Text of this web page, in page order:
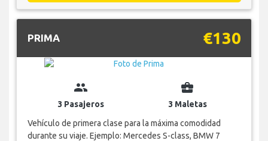
PRIMA €130
group
3 Pasajeros
business_center
3 Maletas
Vehículo de primera clase para la máxima comodidad
durante su viaje. Ejemplo: Mercedes S-class, BMW 7